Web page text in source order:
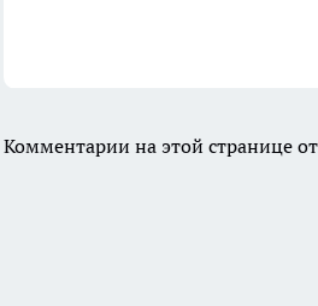
Комментарии на этой странице